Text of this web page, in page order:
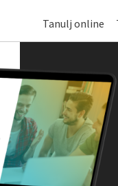
Tanulj online